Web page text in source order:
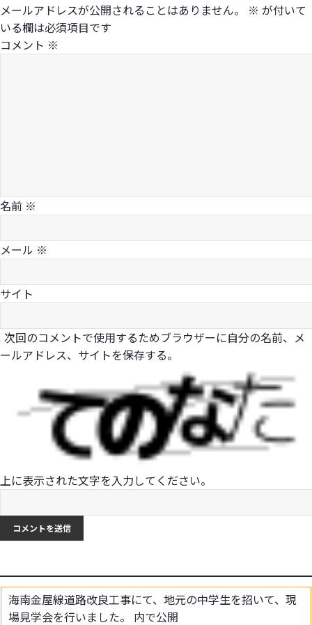
ズ
メールアドレスが公開されることはありません。 ※ が付いて
いる欄は必須項目です
コメント ※
名前 ※
メール ※
サイト
次回のコメントで使用するためブラウザーに自分の名前、メ
ールアドレス、サイトを保存する。
上に表示された文字を入力してください。
海南金屋線道路改良工事にて、地元の中学生を招いて、現
場見学会を行いました。
内で公開